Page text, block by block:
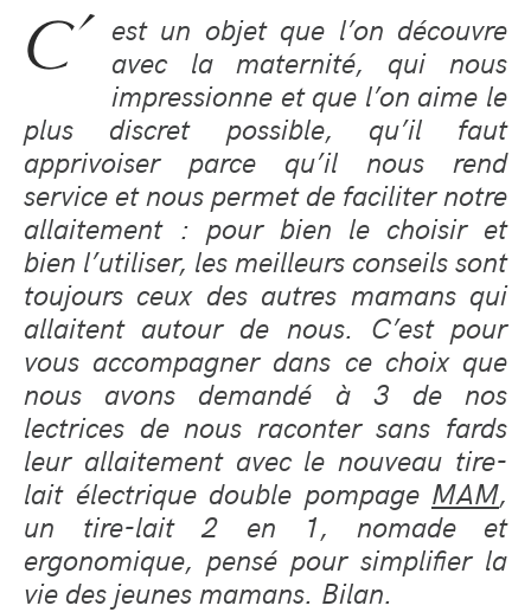
C’ est un objet que l’on découvre
avec la maternité, qui nous
impressionne et que l’on aime le
plus discret possible, qu’il faut
apprivoiser parce qu’il nous rend
service et nous permet de faciliter notre
allaitement : pour bien le choisir et
bien l’utiliser, les meilleurs conseils sont
toujours ceux des autres mamans qui
allaitent autour de nous. C’est pour
vous accompagner dans ce choix que
nous avons demandé à 3 de nos
lectrices de nous raconter sans fards
leur allaitement avec le nouveau tire-
lait électrique double pompage MAM,
un tire-lait 2 en 1, nomade et
ergonomique, pensé pour simplifier la
vie des jeunes mamans. Bilan.